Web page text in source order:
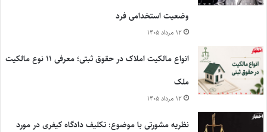
وضعیت استخدامی فرد
۱۲ مرداد ۱۴۰۵
انواع مالکیت املاک در حقوق ثبتی؛ معرفی ۱۱ نوع مالکیت
ملک
۱۲ مرداد ۱۴۰۵
نظریه مشورتی با موضوع: تکلیف دادگاه کیفری در مورد